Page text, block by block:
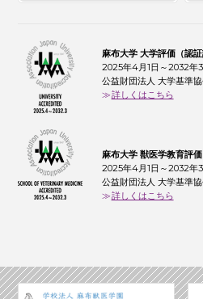
麻布大学 大学評価（認証
2025年4月1日～2032年3
公益財団法人 大学基準
詳しくはこちら
麻布大学 獣医学教育評価
2025年4月1日～2032年3
公益財団法人 大学基準
詳しくはこちら